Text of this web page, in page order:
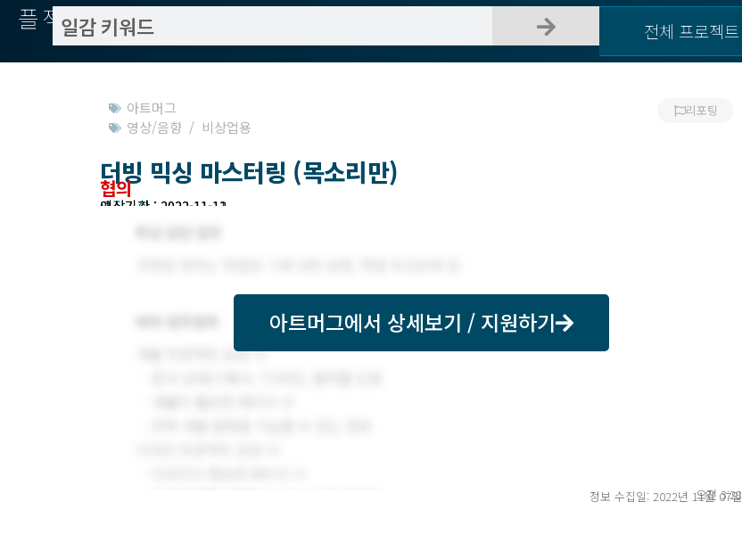
플젝서치 전체 프로젝트
아트머그
영상/음향 / 비상업용
리포팅
더빙 믹싱 마스터링 (목소리만)
협의
모집기한 : 2022-11-11
예상기간 : 2022-11-12
아트머그에서 상세보기 / 지원하기
정보 수집일: 2022년 11월 07일
오전 3:28